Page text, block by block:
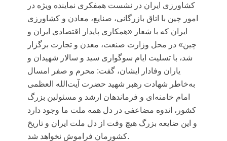
کشاورزی ایران در نشست همفکری نماینده ویژه در
امور چین با اتاق بازرگانی، صنایع، معادن و کشاورزی
ایران که با شعار «همکاری پایدار اقتصادی ایران و
چین» در محل وزارت صنعت، معدن و تجارت برگزار
شد، با تسلیت ایام سوگواری سید و سالار شهیدان و
یاران وفادار ایشان، گفت: محرم و صفر امسال
به‌خاطر شهادت رهبر شهید حضرت آیت‌الله العظمی
امام خامنه‌ای و فرماندهان ارشد و مسئولین بزرگ
کشور، اندوه مضاعفی در دل همه ملت ما وجود دارد
و این ضایعه بزرگ هیچ وقت از دل ملت ایران و تاریخ
کشورمان فراموش نخواهد شد.